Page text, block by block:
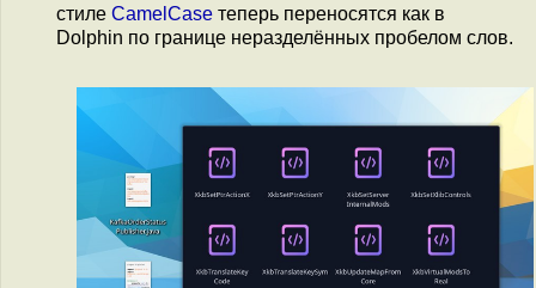
стиле CamelCase теперь переносятся как в
Dolphin по границе неразделённых пробелом слов.